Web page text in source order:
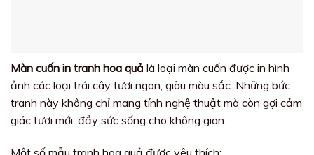
Màn cuốn in tranh hoa quả là loại màn cuốn được in hình
ảnh các loại trái cây tươi ngon, giàu màu sắc. Những bức
tranh này không chỉ mang tính nghệ thuật mà còn gợi cảm
giác tươi mới, đầy sức sống cho không gian.